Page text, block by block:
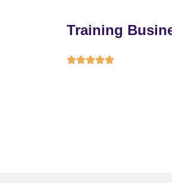
Training
